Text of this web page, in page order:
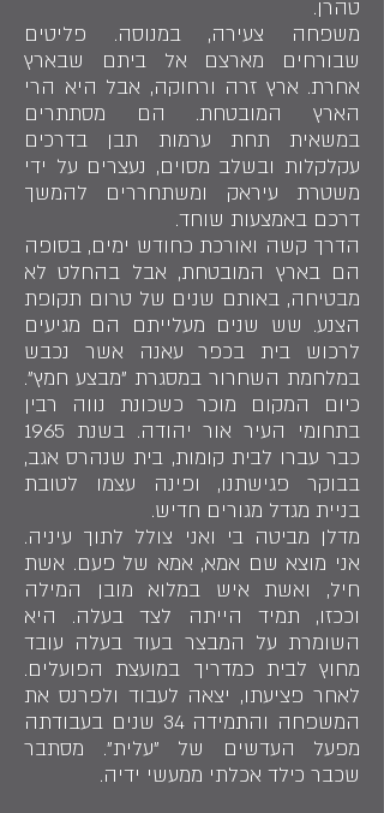
טהרן.
משפחה צעירה, במנוסה. פליטים
שבורחים מארצם אל ביתם שבארץ
אחרת. ארץ זרה ורחוקה, אבל היא הרי
הארץ המובטחת. הם מסתתרים
במשאית תחת ערמות תבן בדרכים
עקלקלות ובשלב מסוים, נעצרים על ידי
משטרת עיראק ומשתחררים להמשך
דרכם באמצעות שוחד.
הדרך קשה ואורכת כחודש ימים, בסופה
הם בארץ המובטחת, אבל בהחלט לא
מבטיחה, באותם שנים של טרום תקופת
הצנע. שש שנים מעלייתם הם מגיעים
לרכוש בית בכפר עאנה אשר נכבש
במלחמת השחרור במסגרת "מבצע חמץ".
כיום המקום מוכר כשכונת נווה רבין
בתחומי העיר אור יהודה. בשנת 1965
כבר עברו לבית קומות, בית שנהרס אגב,
בבוקר פגישתנו, ופינה עצמו לטובת
בניית מגדל מגורים חדיש.
מדלן מביטה בי ואני צולל לתוך עיניה.
אני מוצא שם אמא, אמא של פעם. אשת
חיל, ואשת איש במלוא מובן המילה
וככזו, תמיד הייתה לצד בעלה. היא
השומרת על המבצר בעוד בעלה עובד
מחוץ לבית כמדריך במועצת הפועלים.
לאחר פציעתו, יצאה לעבוד ולפרנס את
המשפחה והתמידה 34 שנים בעבודתה
מפעל העדשים של "עלית". מסתבר
שכבר כילד אכלתי ממעשי ידיה.